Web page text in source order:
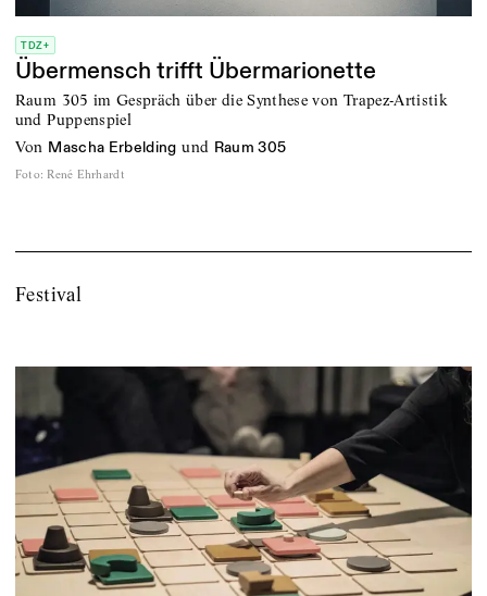
TDZ+
Übermensch trifft Übermarionette
Raum 305 im Gespräch über die Synthese von Trapez-Artistik
und Puppenspiel
von Mascha Erbelding und Raum 305
Foto: René Ehrhardt
Festival